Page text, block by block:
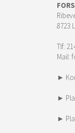
8723
Tlf:
Mail:
►
►
►